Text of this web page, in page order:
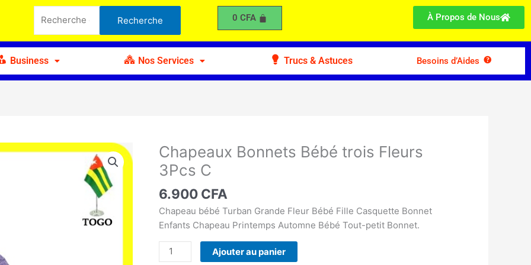
pour :
Recherche 0 CFA À Propos de Nous
Business Nos Services Trucs & Astuces Besoins d’Aides
Chapeaux Bonnets Bébé trois Fleurs
3Pcs C
6.900 CFA
Chapeau bébé Turban Grande Fleur Bébé Fille Casquette Bonnet
Enfants Chapeau Printemps Automne Bébé Tout-petit Bonnet.
quantité
de
Chapeaux
Bonnets
Bébé
trois
3Pcs
C
Ajouter au panier
Fleurs
3Pcs
C